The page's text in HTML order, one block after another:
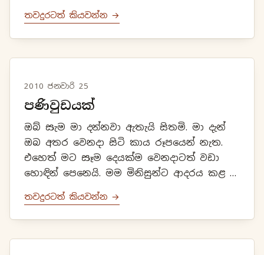
අයගේ දැන ගැනීම පිණිසයි. පුංචි ප්‍රභාගේ
මනස කැළඹුනේ, ඔහුගේ සීයාට ...
තවදුරටත් කියවන්න →
2010 ජනවාරි 25
පණිවුඩයක්
ඔබ් සැම මා දන්නවා ඇතැයි සිතමි. මා දැන්
ඔබ අතර වෙනදා සිටි කාය රූපයෙන් නැත.
එහෙත් මට සෑම දෙයක්ම වෙනදාටත් වඩා
හොඳින් පෙනෙයි. මම මිනිසුන්ට ආදරය කළ ශ්‍රී
සුළ...
තවදුරටත් කියවන්න →